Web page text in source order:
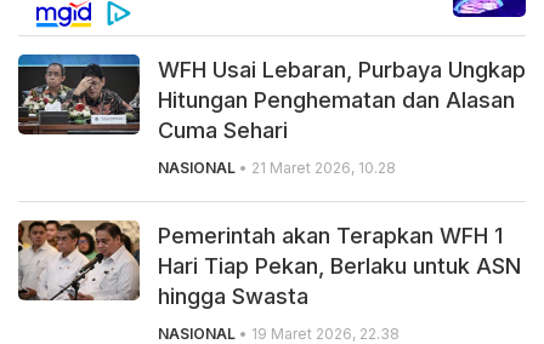
WFH Usai Lebaran, Purbaya Ungkap
Hitungan Penghematan dan Alasan
Cuma Sehari
NASIONAL • 21 Maret 2026, 10.28
Pemerintah akan Terapkan WFH 1
Hari Tiap Pekan, Berlaku untuk ASN
hingga Swasta
NASIONAL • 19 Maret 2026, 22.38